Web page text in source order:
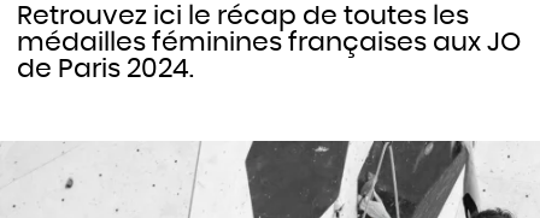
Retrouvez ici le récap de toutes les
médailles féminines françaises aux JO
de Paris 2024.